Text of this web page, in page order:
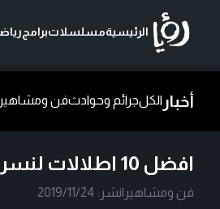
الرئيسيةمسلسلاتبرامج
أخبار الكلجرائم وحوادثفن ومشاهير
افضل 10 اطلالات لنسرين طافش في 2019
فن ومشاهير |نشر: 2019/11/24